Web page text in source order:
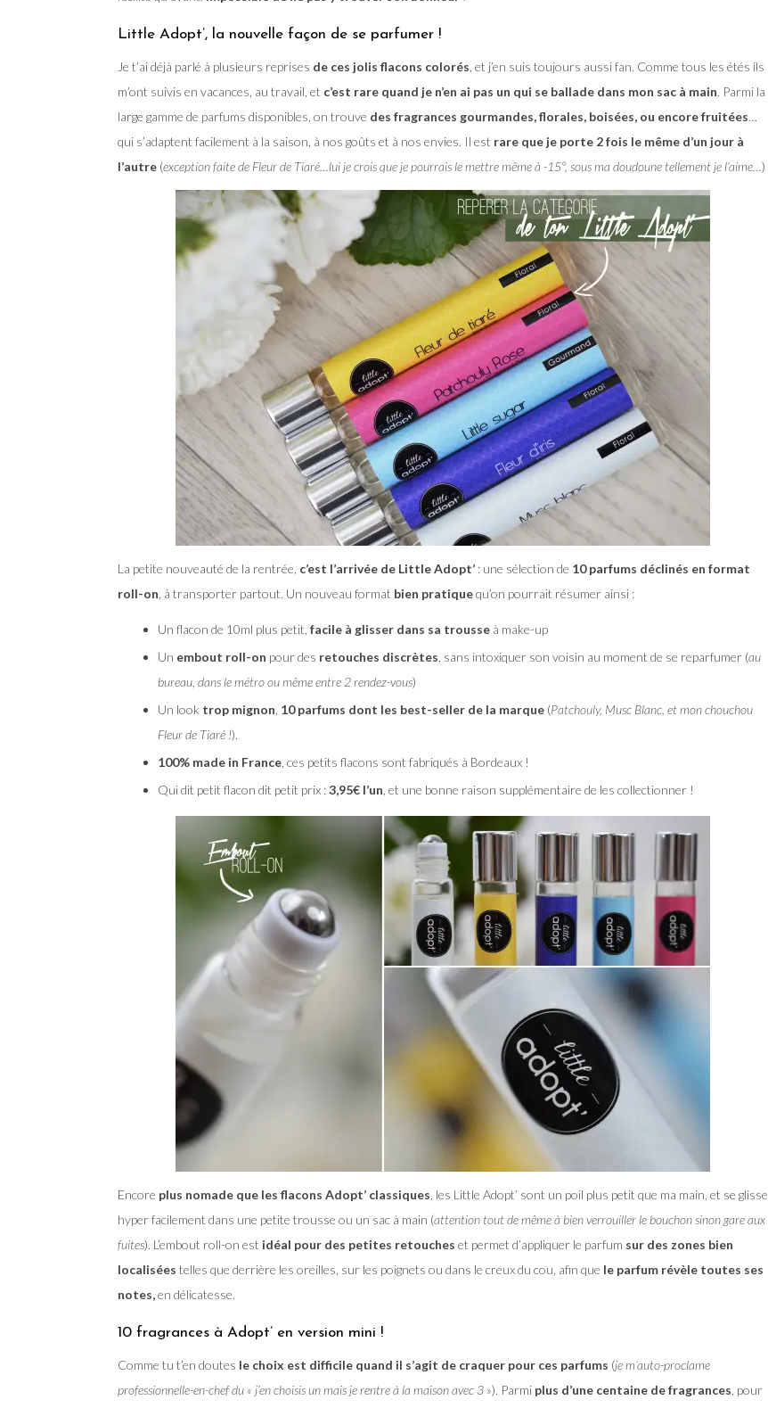
Little Adopt’, la nouvelle façon de se parfumer !
Je t’ai déjà parlé à plusieurs reprises de ces jolis flacons colorés , et j’en suis toujours aussi fan. Comme tous les étés ils
m’ont suivis en vacances, au travail, et c’est rare quand je n’en ai pas un qui se ballade dans mon sac à main. Parmi la
large gamme de parfums disponibles, on trouve des fragrances gourmandes, florales, boisées, ou encore fruitées…
qui s’adaptent facilement à la saison, à nos goûts et à nos envies. Il est rare que je porte 2 fois le même d’un jour à
l’autre (exception faite de Fleur de Tiaré…lui je crois que je pourrais le mettre même à -15°, sous ma doudoune tellement je l’aime…)
La petite nouveauté de la rentrée, c’est l’arrivée de Little Adopt’ : une sélection de 10 parfums déclinés en format
roll-on , à transporter partout. Un nouveau format bien pratiquequ’on pourrait résumer ainsi :
Un flacon de 10ml plus petit, facile à glisser dans sa trousse à make-up
Un embout roll-on pour des retouches discrètes , sans intoxiquer son voisin au moment de se reparfumer (au
bureau, dans le métro ou même entre 2 rendez-vous)
Un look trop mignon 10 parfums dont les best-seller de la marque (Patchouly, Musc Blanc, et mon chouchou
Fleur de Tiaré !).
100% made in France , ces petits flacons sont fabriqués à Bordeaux !
Qui dit petit flacon dit petit prix :3,95€ l’un , et une bonne raison supplémentaire de les collectionner !
Encore plus nomade que les flacons Adopt’ classiques , les Little Adopt’ sont un poil plus petit que ma main, et se glisse
hyper facilement dans une petite trousse ou un sac à main (attention tout de même à bien verrouiller le bouchon sinon gare aux
fuites). L’embout roll-on est idéal pour des petites retouches et permet d’appliquer le parfum sur des zones bien
localisées telles que derrière les oreilles, sur les poignets ou dans le creux du cou, afin que le parfum révèle toutes ses
notes,en délicatesse.
10 fragrances à Adopt’ en version mini !
Comme tu t’en doutes le choix est difficile quand il s’agit de craquer pour ces parfums (je m’auto-proclame
professionnelle-en-chef du « j’en choisis un mais je rentre à la maison avec 3 »). Parmi plus d’une centaine de fragrances , pour